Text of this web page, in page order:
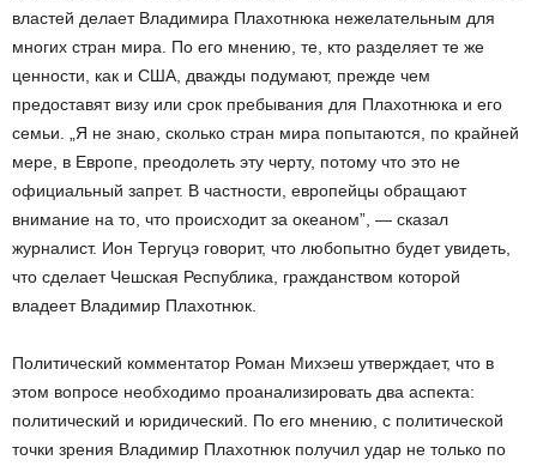
властей делает Владимира Плахотнюка нежелательным для
многих стран мира. По его мнению, те, кто разделяет те же
ценности, как и США, дважды подумают, прежде чем
предоставят визу или срок пребывания для Плахотнюка и его
семьи. „Я не знаю, сколько стран мира попытаются, по крайней
мере, в Европе, преодолеть эту черту, потому что это не
официальный запрет. В частности, европейцы обращают
внимание на то, что происходит за океаном”, — сказал
журналист. Ион Тергуцэ говорит, что любопытно будет увидеть,
что сделает Чешская Республика, гражданством которой
владеет Владимир Плахотнюк.
Политический комментатор Роман Михэеш утверждает, что в
этом вопросе необходимо проанализировать два аспекта:
политический и юридический. По его мнению, с политической
точки зрения Владимир Плахотнюк получил удар не только по